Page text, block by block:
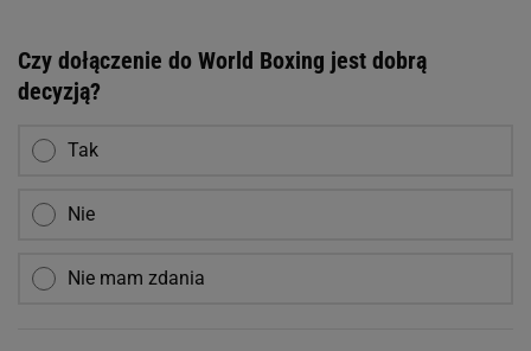
Czy dołączenie do World Boxing jest dobrą
decyzją?
Tak
Nie
Nie mam zdania